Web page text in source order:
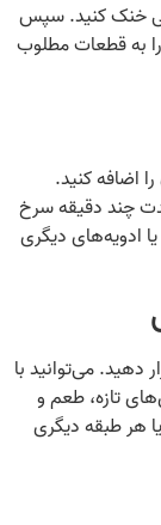
خنک کنید. سپس
به قطعات مطلوب
اضافه کنید.
چند دقیقه سرخ
ادویه‌های دیگری
دهید. می‌توانید با
تازه، طعم و
هر طبقه دیگری